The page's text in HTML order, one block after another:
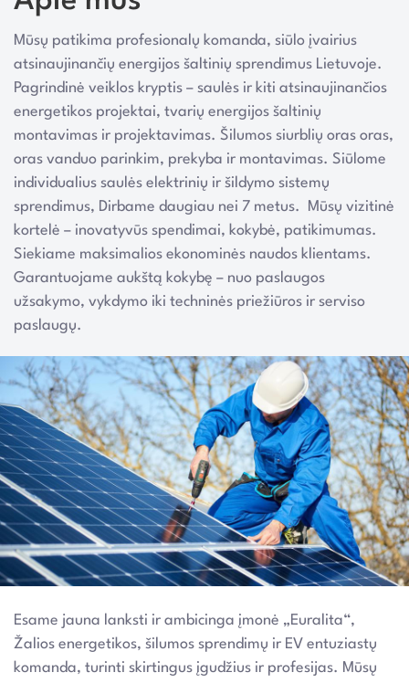
Mūsų patikima profesionalų komanda, siūlo įvairius
atsinaujinančių energijos šaltinių sprendimus Lietuvoje.
Pagrindinė veiklos kryptis – saulės ir kiti atsinaujinančios
energetikos projektai, tvarių energijos šaltinių
montavimas ir projektavimas. Šilumos siurblių oras oras,
oras vanduo parinkim, prekyba ir montavimas. Siūlome
individualius saulės elektrinių ir šildymo sistemų
sprendimus, Dirbame daugiau nei 7 metus. Mūsų vizitinė
kortelė – inovatyvūs spendimai, kokybė, patikimumas.
Siekiame maksimalios ekonominės naudos klientams.
Garantuojame aukštą kokybę – nuo paslaugos
užsakymo, vykdymo iki techninės priežiūros ir serviso
paslaugų.
Esame jauna lanksti ir ambicinga įmonė „Euralita“,
Žalios energetikos, šilumos sprendimų ir EV entuziastų
komanda, turinti skirtingus įgudžius ir profesijas. Mūsų